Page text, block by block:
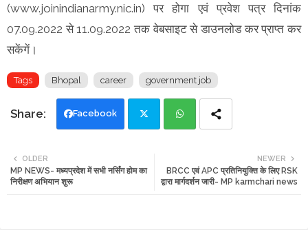
(www.joinindianarmy.nic.in) पर होगा एवं प्रवेश पत्र दिनांक
07.09.2022 से 11.09.2022 तक वेबसाइट से डाउनलोड कर प्राप्त कर
सकेंगें।
Tags Bhopal career government job
Facebook
tte ats
NEWER
BRCC एवं APC प्रतिनियुक्ति के लिए RSK
द्वारा मार्गदर्शन जारी- MP karmchari news
OLDER
MP NEWS- मध्यप्रदेश में सभी नर्सिंग होम का
निरीक्षण अभियान शुरू